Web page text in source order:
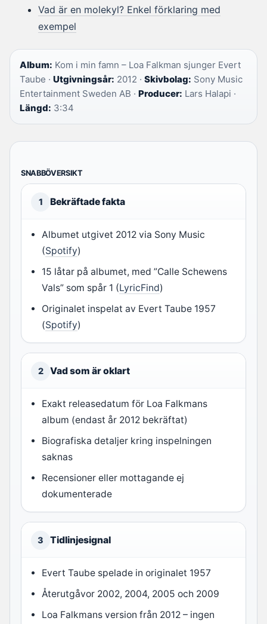
Vad är en molekyl? Enkel förklaring med
exempel
Album: Kom i min famn – Loa Falkman sjunger Evert
Taube · Utgivningsår: 2012 · Skivbolag: Sony Music
Entertainment Sweden AB · Producer: Lars Halapi ·
Längd: 3:34
SNABBÖVERSIKT
1 Bekräftade fakta
Albumet utgivet 2012 via Sony Music
(Spotify)
15 låtar på albumet, med ”Calle Schewens
Vals” som spår 1 (LyricFind)
Originalet inspelat av Evert Taube 1957
(Spotify)
2 Vad som är oklart
Exakt releasedatum för Loa Falkmans
album (endast år 2012 bekräftat)
Biografiska detaljer kring inspelningen
saknas
Recensioner eller mottagande ej
dokumenterade
3 Tidlinjesignal
Evert Taube spelade in originalet 1957
Återutgåvor 2002, 2004, 2005 och 2009
Loa Falkmans version från 2012 – ingen